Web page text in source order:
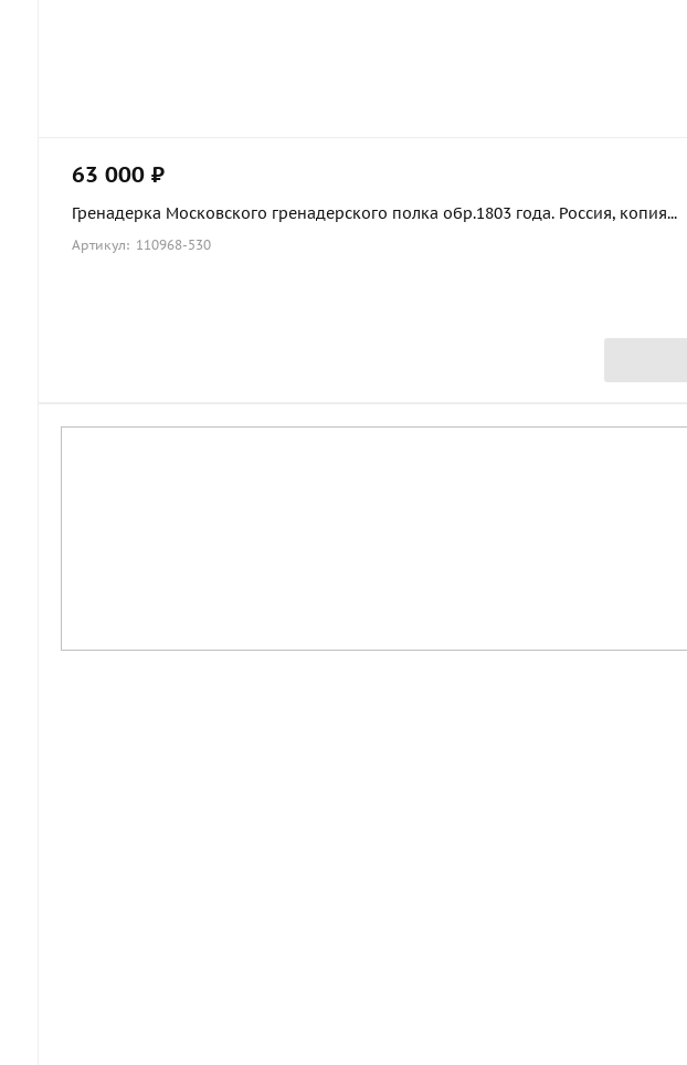
63 000 ₽
Гренадерка Московского гренадерского полка обр.1803 года. Россия, копия...
Артикул: 110968-530